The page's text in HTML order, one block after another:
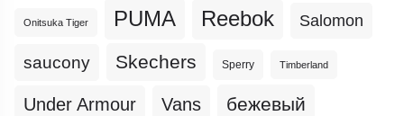
Onitsuka Tiger PUMA Reebok Salomon
saucony Skechers Sperry Timberland
Under Armour Vans бежевый